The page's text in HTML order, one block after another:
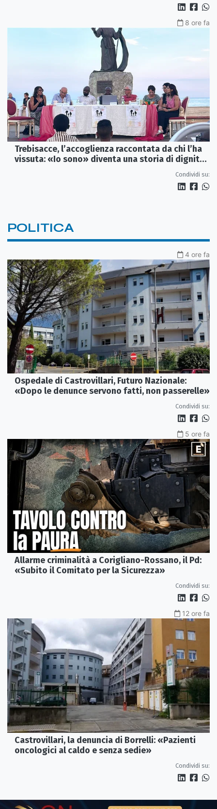
8 ore fa
Trebisacce, l’accoglienza raccontata da chi l’ha
vissuta: «Io sono» diventa una storia di dignità
Condividi su:
POLITICA
4 ore fa
Ospedale di Castrovillari, Futuro Nazionale:
«Dopo le denunce servono fatti, non passerelle»
Condividi su:
5 ore fa
Allarme criminalità a Corigliano-Rossano, il Pd:
«Subito il Comitato per la Sicurezza»
Condividi su:
12 ore fa
Castrovillari, la denuncia di Borrelli: «Pazienti
oncologici al caldo e senza sedie»
Condividi su: